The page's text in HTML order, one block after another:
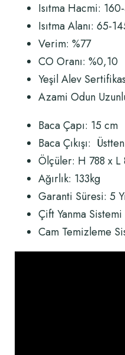
Isıtma Hacmi:
Isıtma Alanı: 65-
Verim: %77
CO Oranı: %0,10
Yeşil Alev
Azami Odun
Baca Çapı: 15 cm
Baca Çıkışı: Üstten
Ölçüler: H 788 x
Ağırlık: 133kg
Garanti Süresi: 5
Çift Yanma Sistemi
Cam Temizleme